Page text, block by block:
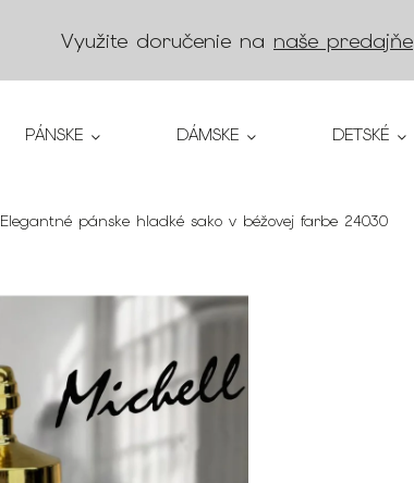
Využite doručenie na naše predajňe
PÁNSKE DÁMSKE DETSKÉ
Elegantné pánske hladké sako v béžovej farbe 24030